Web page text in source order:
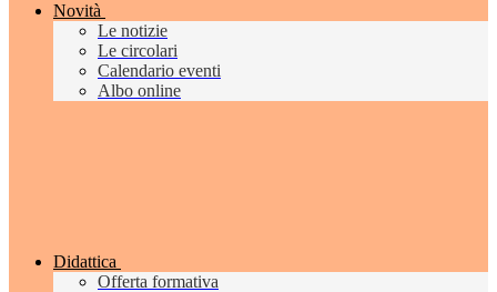
Novità
Le notizie
Le circolari
Calendario eventi
Albo online
Didattica
Offerta formativa